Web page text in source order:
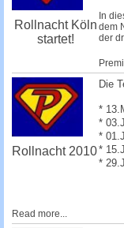
Rollnacht Köln
startet!
In
dem
der
Rollnacht 2010
Die
*
*
*
*
*
Read more...